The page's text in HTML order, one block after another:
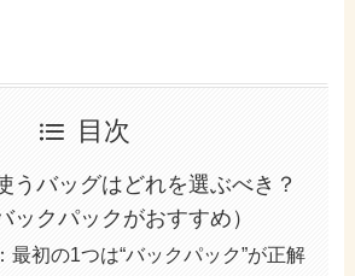
目次
うバッグはどれを選ぶべき？
ックパックがおすすめ）
最初の1つは“バックパック”が正解